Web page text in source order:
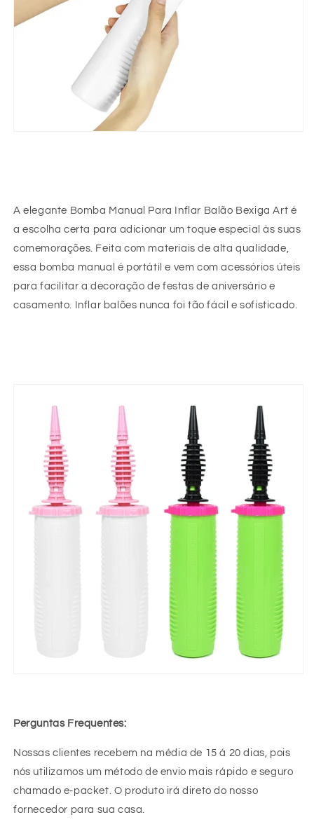
A elegante Bomba Manual Para Inflar Balão Bexiga Art é
a escolha certa para adicionar um toque especial às suas
comemorações. Feita com materiais de alta qualidade,
essa bomba manual é portátil e vem com acessórios úteis
para facilitar a decoração de festas de aniversário e
casamento. Inflar balões nunca foi tão fácil e sofisticado.
Perguntas Frequentes:
Nossas clientes recebem na média de 15 á 20 dias, pois
nós utilizamos um método de envio mais rápido e seguro
chamado e-packet. O produto irá direto do nosso
fornecedor para sua casa.